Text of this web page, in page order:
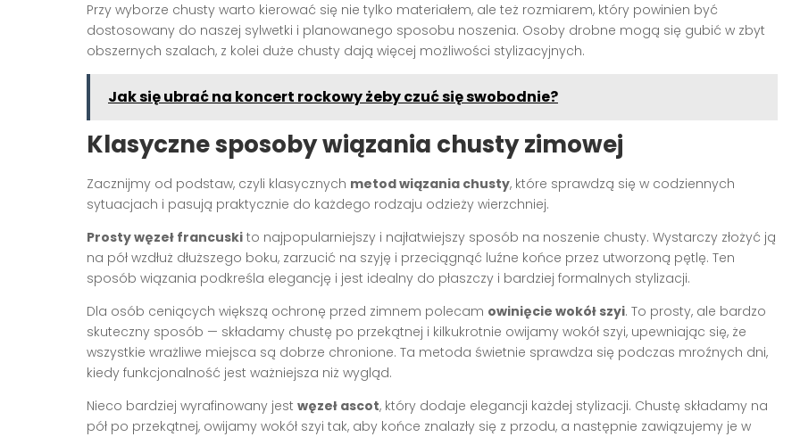
Przy wyborze chusty warto kierować się nie tylko materiałem, ale też rozmiarem, który powinien być
dostosowany do naszej sylwetki i planowanego sposobu noszenia. Osoby drobne mogą się gubić w zbyt
obszernych szalach, z kolei duże chusty dają więcej możliwości stylizacyjnych.
Jak się ubrać na koncert rockowy żeby czuć się swobodnie?
Klasyczne sposoby wiązania chusty zimowej
Zacznijmy od podstaw, czyli klasycznych metod wiązania chusty, które sprawdzą się w codziennych
sytuacjach i pasują praktycznie do każdego rodzaju odzieży wierzchniej.
Prosty węzeł francuski to najpopularniejszy i najłatwiejszy sposób na noszenie chusty. Wystarczy złożyć ją
na pół wzdłuż dłuższego boku, zarzucić na szyję i przeciągnąć luźne końce przez utworzoną pętlę. Ten
sposób wiązania podkreśla elegancję i jest idealny do płaszczy i bardziej formalnych stylizacji.
Dla osób ceniących większą ochronę przed zimnem polecam owinięcie wokół szyi. To prosty, ale bardzo
skuteczny sposób — składamy chustę po przekątnej i kilkukrotnie owijamy wokół szyi, upewniając się, że
wszystkie wrażliwe miejsca są dobrze chronione. Ta metoda świetnie sprawdza się podczas mroźnych dni,
kiedy funkcjonalność jest ważniejsza niż wygląd.
Nieco bardziej wyrafinowany jest węzeł ascot, który dodaje elegancji każdej stylizacji. Chustę składamy na
pół po przekątnej, owijamy wokół szyi tak, aby końce znalazły się z przodu, a następnie zawiązujemy je w